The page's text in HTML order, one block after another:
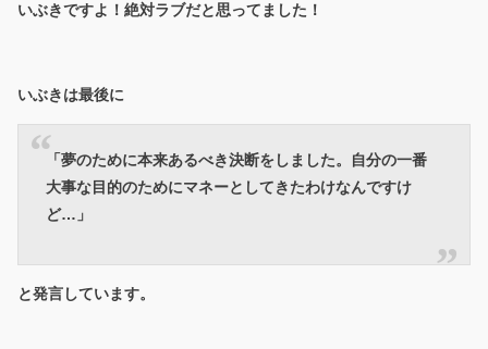
いぶきですよ！絶対ラブだと思ってました！
いぶきは最後に
「夢のために本来あるべき決断をしました。自分の一番
大事な目的のためにマネーとしてきたわけなんですけ
ど…」
と発言しています。